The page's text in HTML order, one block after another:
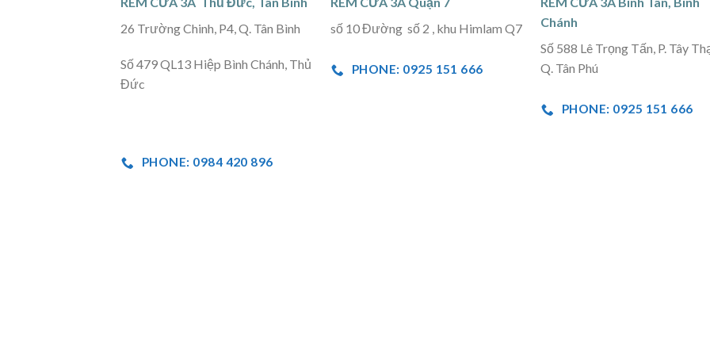
26 Trường Chinh, P4, Q. Tân Bình
Số 479 QL13 Hiệp Bình Chánh, Thủ
Đức
PHONE: 0984 420 896
số 10 Đường số 2 , khu Himlam Q7
PHONE: 0925 151 666
Chánh
Số 588 Lê Trọng Tấn, P. Tây
Q. Tân Phú
PHONE: 0925 151 666